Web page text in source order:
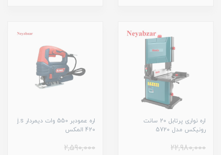
اره نواری پرتابل 20 سانت
رونیکس مدل 5720
22,980,000
اره عمودبر 550 وات دیمردار j.s
420 المکس
2,590,000